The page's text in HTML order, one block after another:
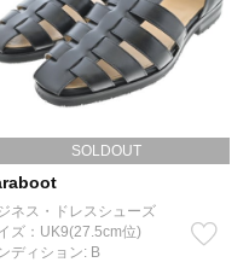
SOLDOUT
ネス・ドレスシューズ
ズ：UK9(27.5cm位)
ディション: B